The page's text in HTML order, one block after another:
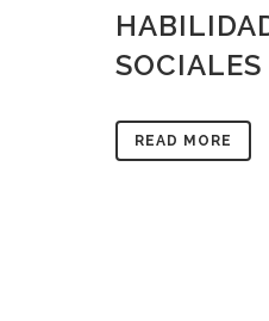
SOCIALES
READ MORE